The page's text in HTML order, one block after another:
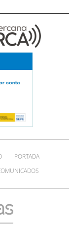
PORTADA